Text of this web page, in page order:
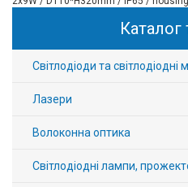
Каталог
Світлодіоди та світлодіодні
Лазери
Волоконна оптика
Світлодіодні лампи,